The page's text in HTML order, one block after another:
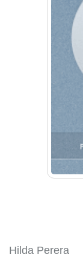
Hilda Perera